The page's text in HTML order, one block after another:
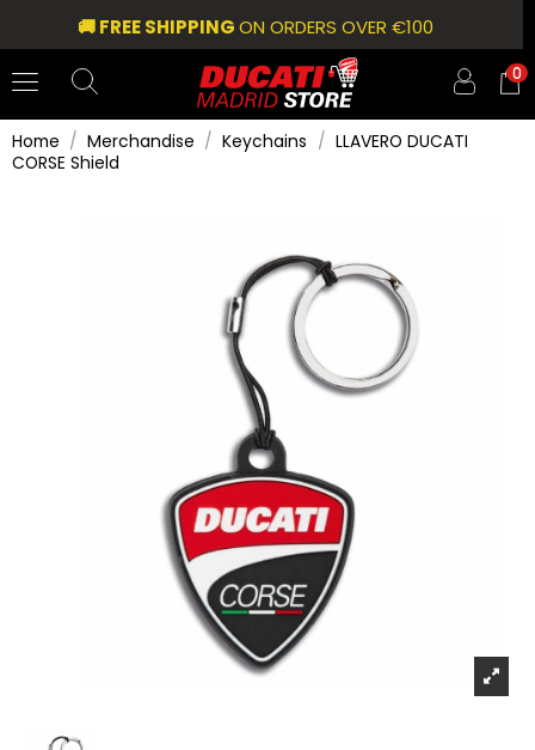
🚚 FREE SHIPPINGON ORDERS OVER €100
0
Home Merchandise Keychains
LLAVERO DUCATI
CORSE Shield